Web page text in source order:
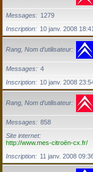
Messages
1279
Inscription
10 janv. 2008 18:41
Rang, Nom d’utilisateur
Messages
4
Inscription
10 janv. 2008
Rang, Nom d’utilisateur
Messages
858
Site internet
http://www.mes-citroën-cx.fr/
Inscription
11 janv. 2008